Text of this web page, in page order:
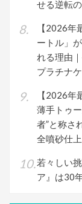
せる逆転
【2026年
ートル」
れる理由
プラチナ
【2026年
薄手トゥ
者”と称さ
全噴砂仕
若々しい
ア』は30